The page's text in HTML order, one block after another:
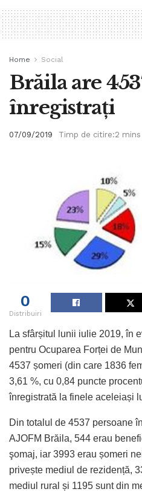
Home Social
Brăila are
înregistrați
07/09/2019 Timp de citire:2 mins
0
Distribuiri
La sfârșitul lunii iulie 2019, în
pentru Ocuparea Forței de
4537 șomeri (din care 1836
3,61 %, cu 0,84 puncte
înregistrată la finele aceleiași
Din totalul de 4537 persoane
AJOFM Brăila, 544 erau
şomaj, iar 3993 erau șomeri
privește mediul de rezidență,
mediul rural și 1195 sunt din